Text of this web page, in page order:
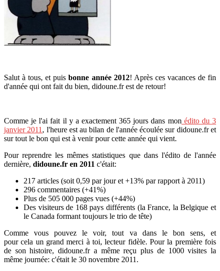
Salut à tous, et puisbonne année 2012! Après ces vacances de fin
d'année qui ont fait du bien, didoune.fr est de retour!
Comme je l'ai fait il y a exactement 365 jours dans mon édito du 3
janvier 2011 , l'heure est au bilan de l'année écoulée sur didoune.fr et
sur tout le bon qui est à venir pour cette année qui vient.
Pour reprendre les mêmes statistiques que dans l'édito de l'année
dernière, didoune.fr en 2011 c'était:
217 articles (soit 0,59 par jour et +13% par rapport à 2011)
296 commentaires (+41%)
Plus de 505 000 pages vues (+44%)
Des visiteurs de 168 pays différents (la France, la Belgique et
le Canada formant toujours le trio de tête)
Comme vous pouvez le voir, tout va dans le bon sens, et
pour cela un grand merci à toi, lecteur fidèle. Pour la première fois
de son histoire, didoune.fr a même reçu plus de 1000 visites la
même journée: c'était le 30 novembre 2011.